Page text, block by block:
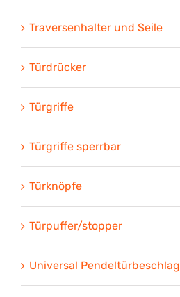
Traversenhalter und Seile
Türdrücker
Türgriffe
Türgriffe sperrbar
Türknöpfe
Türpuffer/stopper
Universal Pendeltürbeschlag